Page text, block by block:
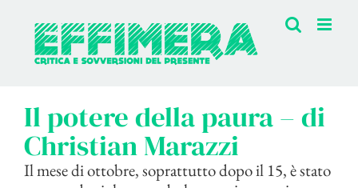
contenuto
Il potere della paura – di
Christian Marazzi
Il mese di ottobre, soprattutto dopo il 15, è stato